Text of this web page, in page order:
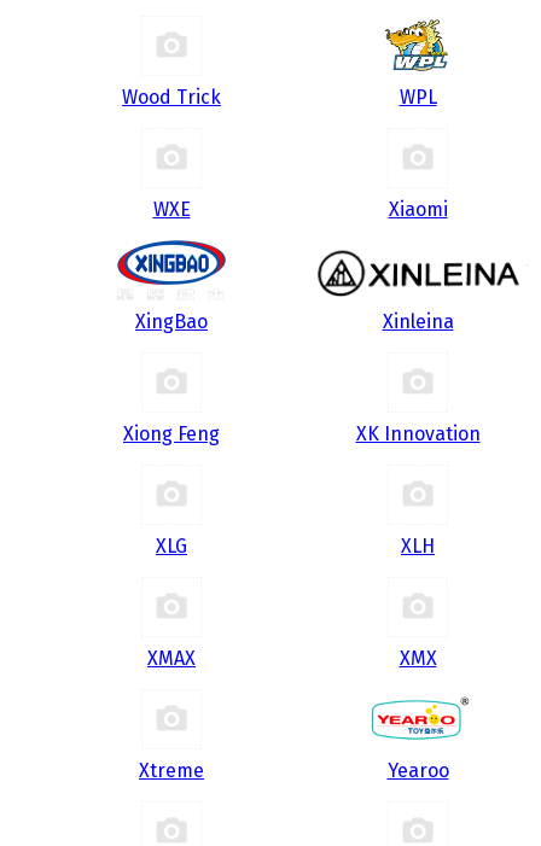
Wood Trick WPL
WXE Xiaomi
XingBao Xinleina
Xiong Feng XK Innovation
XLG XLH
XMAX XMX
Xtreme Yearoo